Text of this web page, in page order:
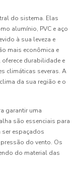
do sistema. Elas
alumínio, PVC e aço
à sua leveza e
mais econômica e
durabilidade e
climáticas severas. A
da sua região e o
garantir uma
são essenciais para
ser espaçados
do vento. Os
do material das